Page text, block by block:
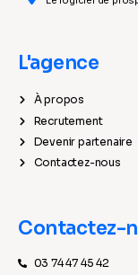
L'agence
À propos
Recrutement
Devenir partenaire
Contactez-nous
Contactez-
03 74 47 45 42